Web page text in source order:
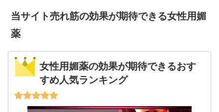
当サイト売れ筋の効果が期待できる女性用媚
薬
女性用媚薬の効果が期待できるおす
すめ人気ランキング